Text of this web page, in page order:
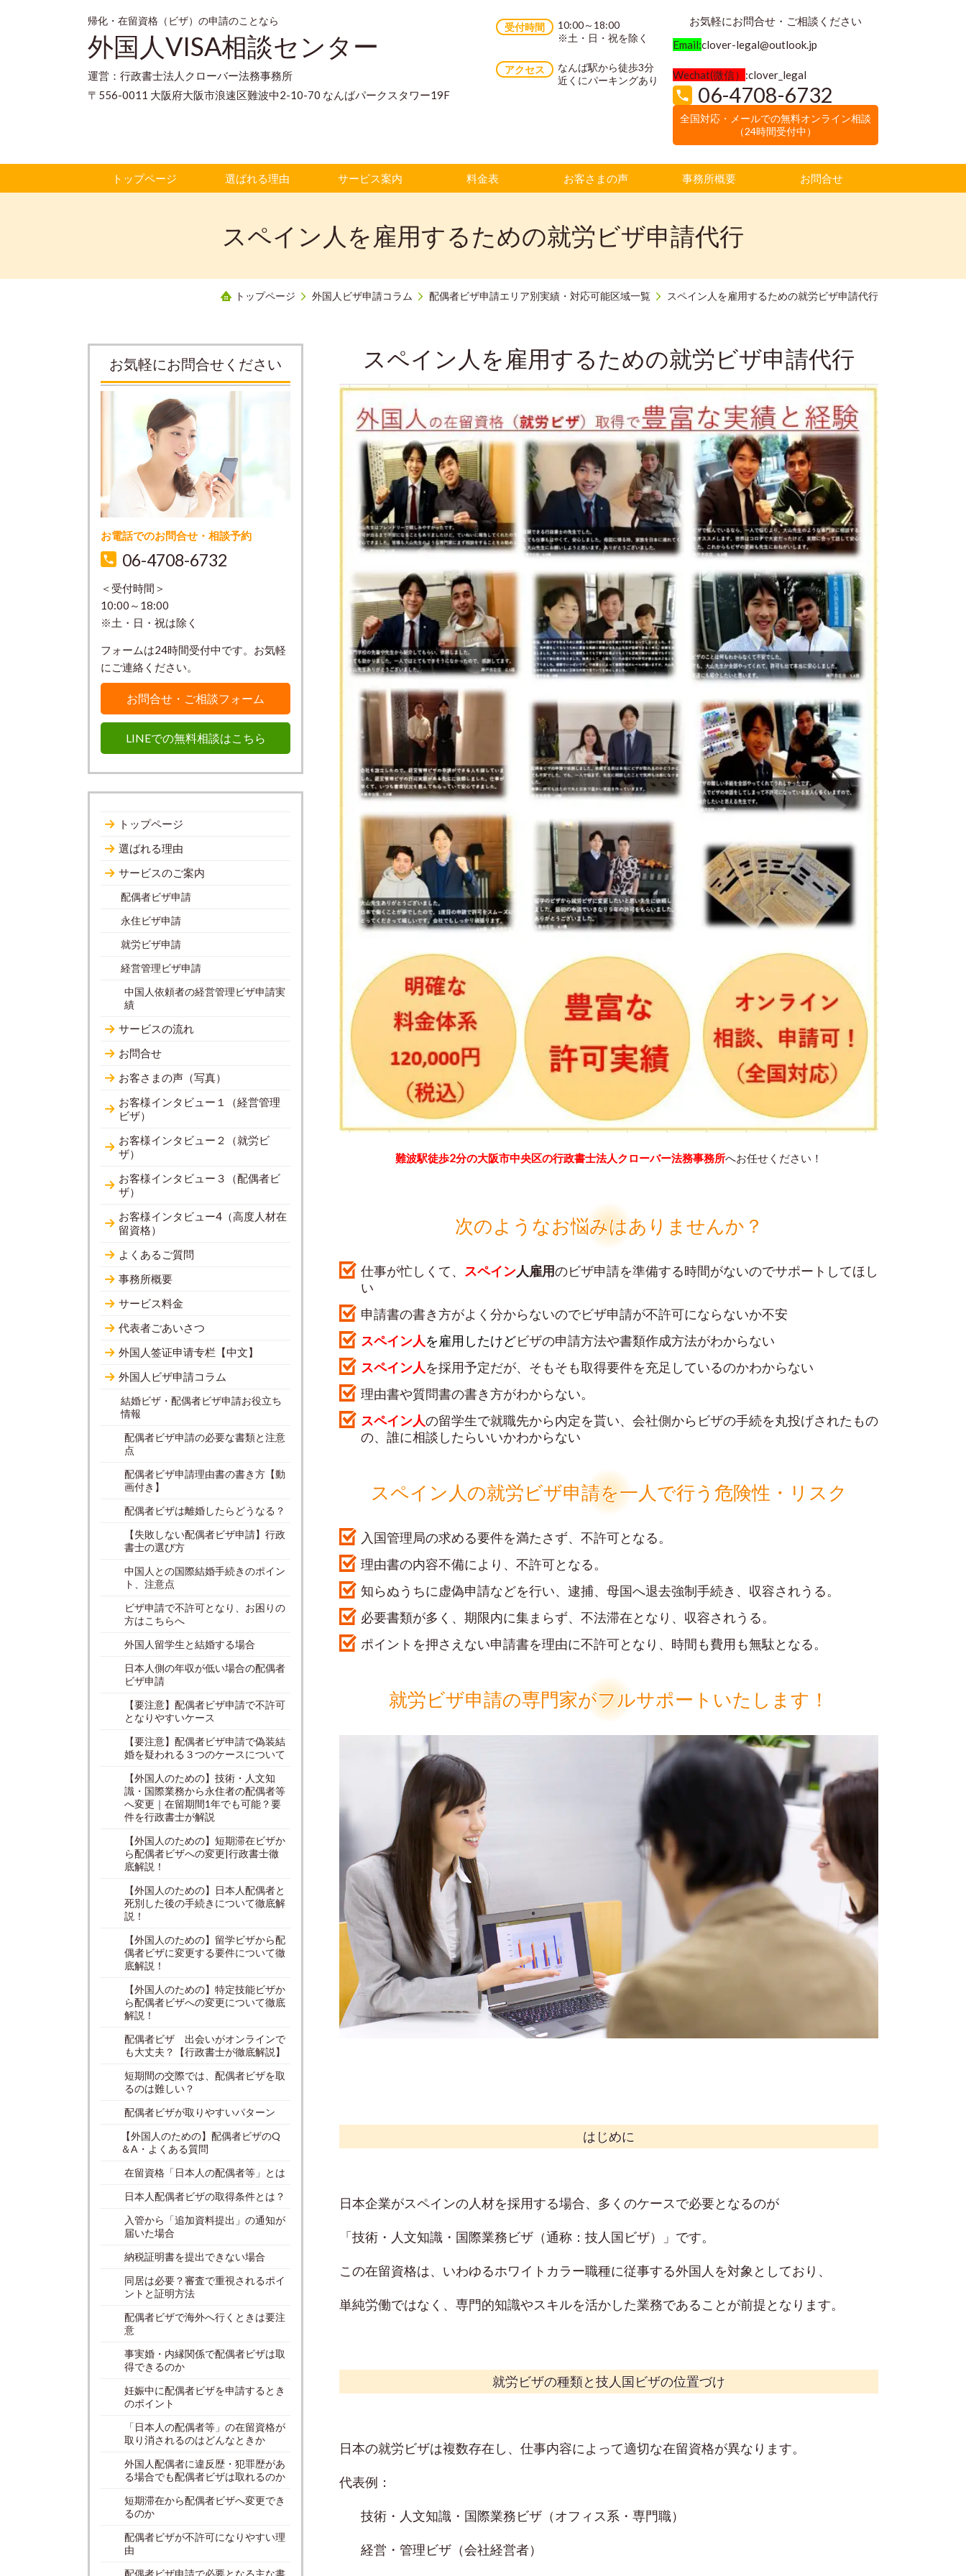
帰化・在留資格（ビザ）の申請のことなら
外国人VISA相談センター
運営：行政書士法人クローバー法務事務所
〒556-0011 大阪府大阪市浪速区難波中2-10-70 なんばパークスタワー19F
受付時間
10:00～18:00
※土・日・祝を除く
アクセス
なんば駅から徒歩3分
近くにパーキングあり
お気軽にお問合せ・ご相談ください
Email:clover-legal@outlook.jp
Wechat(微信） :clover_legal
06-4708-6732
全国対応・メールでの無料オンライン相談
（24時間受付中）
トップページ 選ばれる理由 サービス案内 料金表 お客さまの声 事務所概要 お問合せ
スペイン人を雇用するための就労ビザ申請代行
トップページ 外国人ビザ申請コラム 配偶者ビザ申請エリア別実績・対応可能区域一覧 スペイン人を雇用するための就労ビザ申請代行
スペイン人を雇用するための就労ビザ申請代行
難波駅徒歩2分の大阪市中央区の行政書士法人クローバー法務事務所へお任せください！
次のようなお悩みはありませんか？
仕事が忙しくて、 スペイン人雇用のビザ申請を準備する時間がないのでサポートしてほし
い
申請書の書き方がよく分からないのでビザ申請が不許可にならないか不安
スペイン人を雇用したけどビザの申請方法や書類作成方法がわからない
スペイン人を採用予定だが、そもそも取得要件を充足しているのかわからない
理由書や質問書の書き方がわからない。
スペイン人の留学生で就職先から内定を貰い、会社側からビザの手続を丸投げされたもの
の、誰に相談したらいいかわからない
スペイン 人の就労ビザ申請を一人で行う危険性・リスク
入国管理局の求める要件を満たさず、不許可となる。
理由書の内容不備により、不許可となる。
知らぬうちに虚偽申請などを行い、逮捕、母国へ退去強制手続き、収容されうる。
必要書類が多く、期限内に集まらず、不法滞在となり、収容されうる。
ポイントを押さえない申請書を理由に不許可となり、時間も費用も無駄となる。
就労ビザ申請の専門家がフルサポートいたします！
はじめに
日本企業がスペインの人材を採用する場合、多くのケースで必要となるのが
「技術・人文知識・国際業務ビザ（通称：技人国ビザ）」です。
この在留資格は、いわゆるホワイトカラー職種に従事する外国人を対象としており、
単純労働ではなく、専門的知識やスキルを活かした業務であることが前提となります。
就労ビザの種類と技人国ビザの位置づけ
日本の就労ビザは複数存在し、仕事内容によって適切な在留資格が異なります。
代表例：
技術・人文知識・国際業務ビザ（オフィス系・専門職）
経営・管理ビザ（会社経営者）
お気軽にお問合せください
お電話でのお問合せ・相談予約
06-4708-6732
＜受付時間＞
10:00～18:00
※土・日・祝は除く
フォームは24時間受付中です。お気軽
にご連絡ください。
お問合せ・ご相談フォーム
LINEでの無料相談はこちら
トップページ
選ばれる理由
サービスのご案内
配偶者ビザ申請
永住ビザ申請
就労ビザ申請
経営管理ビザ申請
中国人依頼者の経営管理ビザ申請実
績
サービスの流れ
お問合せ
お客さまの声（写真）
お客様インタビュー１（経営管理
ビザ）
お客様インタビュー２（就労ビ
ザ）
お客様インタビュー３（配偶者ビ
ザ）
お客様インタビュー4（高度人材在
留資格）
よくあるご質問
事務所概要
サービス料金
代表者ごあいさつ
外国人签证申请专栏【中文】
外国人ビザ申請コラム
結婚ビザ・配偶者ビザ申請お役立ち
情報
配偶者ビザ申請の必要な書類と注意
点
配偶者ビザ申請理由書の書き方【動
画付き】
配偶者ビザは離婚したらどうなる？
【失敗しない配偶者ビザ申請】行政
書士の選び方
中国人との国際結婚手続きのポイン
ト、注意点
ビザ申請で不許可となり、お困りの
方はこちらへ
外国人留学生と結婚する場合
日本人側の年収が低い場合の配偶者
ビザ申請
【要注意】配偶者ビザ申請で不許可
となりやすいケース
【要注意】配偶者ビザ申請で偽装結
婚を疑われる３つのケースについて
【外国人のための】技術・人文知
識・国際業務から永住者の配偶者等
へ変更｜在留期間1年でも可能？要
件を行政書士が解説
【外国人のための】短期滞在ビザか
ら配偶者ビザへの変更|行政書士徹
底解説！
【外国人のための】日本人配偶者と
死別した後の手続きについて徹底解
説！
【外国人のための】留学ビザから配
偶者ビザに変更する要件について徹
底解説！
【外国人のための】特定技能ビザか
ら配偶者ビザへの変更について徹底
解説！
配偶者ビザ 出会いがオンラインで
も大丈夫？【行政書士が徹底解説】
短期間の交際では、配偶者ビザを取
るのは難しい？
配偶者ビザが取りやすいパターン
【外国人のための】配偶者ビザのQ
＆A・よくある質問
在留資格「日本人の配偶者等」とは
日本人配偶者ビザの取得条件とは？
入管から「追加資料提出」の通知が
届いた場合
納税証明書を提出できない場合
同居は必要？審査で重視されるポイ
ントと証明方法
配偶者ビザで海外へ行くときは要注
意
事実婚・内縁関係で配偶者ビザは取
得できるのか
妊娠中に配偶者ビザを申請するとき
のポイント
「日本人の配偶者等」の在留資格が
取り消されるのはどんなときか
外国人配偶者に違反歴・犯罪歴があ
る場合でも配偶者ビザは取れるのか
短期滞在から配偶者ビザへ変更でき
るのか
配偶者ビザが不許可になりやすい理
由